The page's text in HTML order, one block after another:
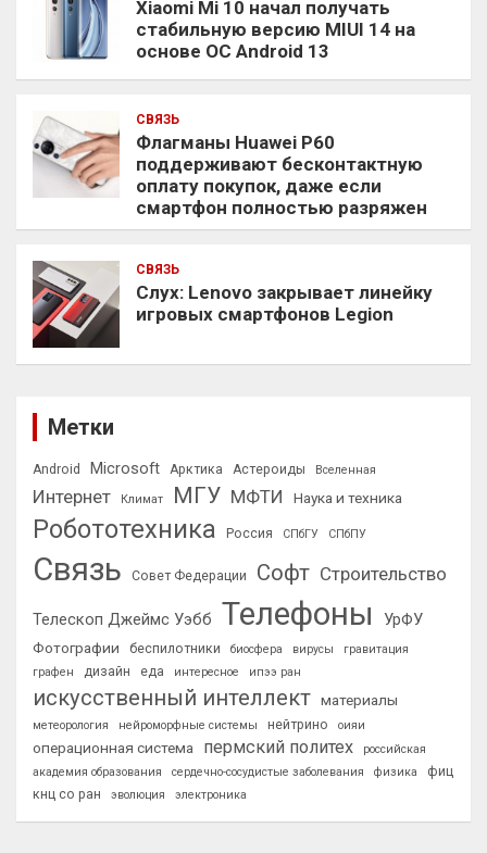
Xiaomi Mi 10 начал получать
стабильную версию MIUI 14 на
основе ОС Android 13
СВЯЗЬ
Флагманы Huawei P60
поддерживают бесконтактную
оплату покупок, даже если
смартфон полностью разряжен
СВЯЗЬ
Слух: Lenovo закрывает линейку
игровых смартфонов Legion
Метки
Android Microsoft Арктика Астероиды Вселенная
Интернет Климат МГУ МФТИ Наука и техника
Робототехника Россия СПбГУ СПбПУ
Связь Совет Федерации Софт Строительство
Телескоп Джеймс Уэбб Телефоны УрФУ
Фотографии беспилотники биосфера вирусы
гравитация
графен
дизайн еда интересное ипээ ран
искусственный интеллект материалы
метеорология нейроморфные системы нейтрино оияи
операционная система пермский политех
российская
академия образования
сердечно-сосудистые заболевания физика
фиц
кнц со ран
эволюция электроника